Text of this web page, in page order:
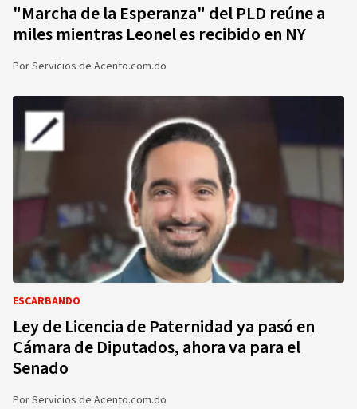
"Marcha de la Esperanza" del PLD reúne a
miles mientras Leonel es recibido en NY
PorServicios de Acento.com.do
ESCARBANDO
Ley de Licencia de Paternidad ya pasó en
Cámara de Diputados, ahora va para el
Senado
PorServicios de Acento.com.do